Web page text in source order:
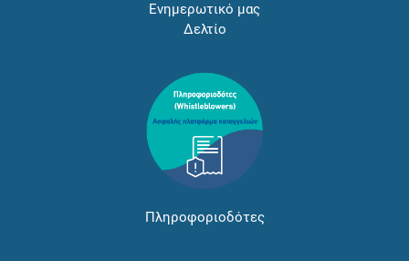
Ενημερωτικό μας
Δελτίο
Πληροφοριοδότες